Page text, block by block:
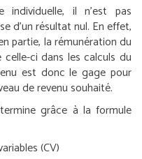
individuelle, il n’est pas
d’un résultat nul. En effet,
partie, la rémunération du
ci dans les calculs du
est donc le gage pour
de revenu souhaité.
grâce à la formule
(CV)